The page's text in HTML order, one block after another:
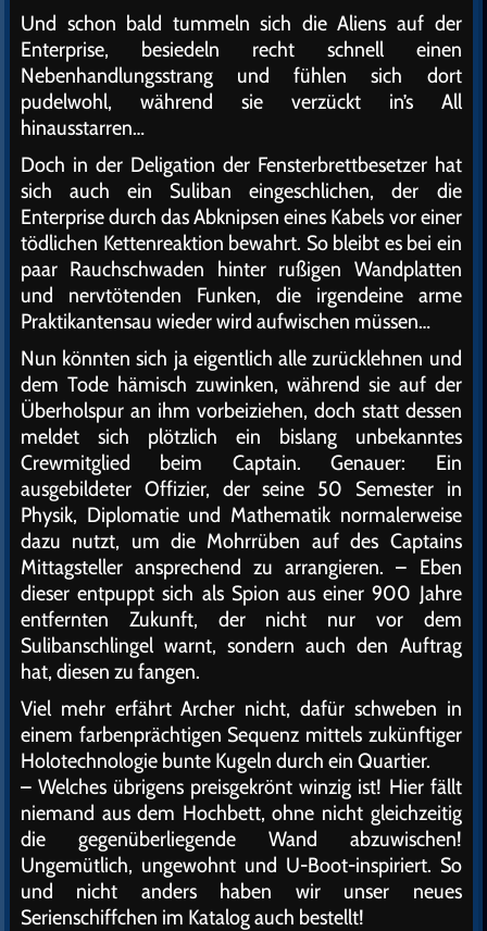
Und schon bald tummeln sich die Aliens auf der
Enterprise, besiedeln recht schnell einen
Nebenhandlungsstrang und fühlen sich dort
pudelwohl, während sie verzückt in’s All
hinausstarren…
Doch in der Deligation der Fensterbrettbesetzer hat
sich auch ein Suliban eingeschlichen, der die
Enterprise durch das Abknipsen eines Kabels vor einer
tödlichen Kettenreaktion bewahrt. So bleibt es bei ein
paar Rauchschwaden hinter rußigen Wandplatten
und nervtötenden Funken, die irgendeine arme
Praktikantensau wieder wird aufwischen müssen…
Nun könnten sich ja eigentlich alle zurücklehnen und
dem Tode hämisch zuwinken, während sie auf der
Überholspur an ihm vorbeiziehen, doch statt dessen
meldet sich plötzlich ein bislang unbekanntes
Crewmitglied beim Captain. Genauer: Ein
ausgebildeter Offizier, der seine 50 Semester in
Physik, Diplomatie und Mathematik normalerweise
dazu nutzt, um die Mohrrüben auf des Captains
Mittagsteller ansprechend zu arrangieren. – Eben
dieser entpuppt sich als Spion aus einer 900 Jahre
entfernten Zukunft, der nicht nur vor dem
Sulibanschlingel warnt, sondern auch den Auftrag
hat, diesen zu fangen.
Viel mehr erfährt Archer nicht, dafür schweben in
einem farbenprächtigen Sequenz mittels zukünftiger
Holotechnologie bunte Kugeln durch ein Quartier.
– Welches übrigens preisgekrönt winzig ist! Hier fällt
niemand aus dem Hochbett, ohne nicht gleichzeitig
die gegenüberliegende Wand abzuwischen!
Ungemütlich, ungewohnt und U-Boot-inspiriert. So
und nicht anders haben wir unser neues
Serienschiffchen im Katalog auch bestellt!